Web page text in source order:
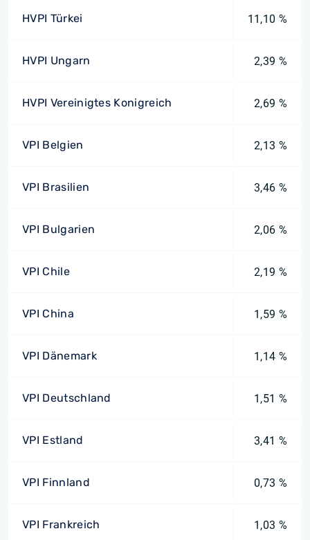
HVPI Türkei 11,10 %
HVPI Ungarn 2,39 %
HVPI Vereinigtes Konigreich 2,69 %
VPI Belgien 2,13 %
VPI Brasilien 3,46 %
VPI Bulgarien 2,06 %
VPI Chile 2,19 %
VPI China 1,59 %
VPI Dänemark 1,14 %
VPI Deutschland 1,51 %
VPI Estland 3,41 %
VPI Finnland 0,73 %
VPI Frankreich 1,03 %